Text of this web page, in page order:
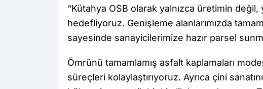
“Kütahya OSB olarak yalnızca üretimin
hedefliyoruz. Genişleme alanlarımızda
sayesinde sanayicilerimize hazır parsel
Ömrünü tamamlamış asfalt kaplamaları
süreçleri kolaylaştırıyoruz. Ayrıca çini